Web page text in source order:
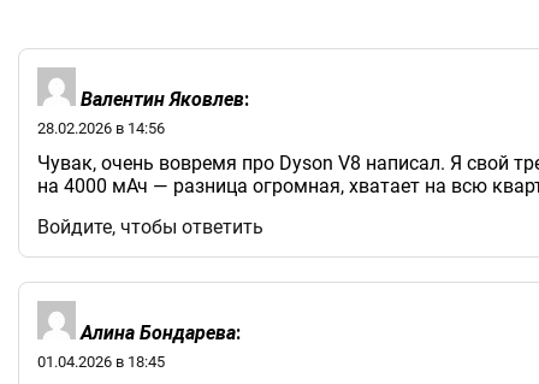
Валентин Яковлев:
28.02.2026 в 14:56
Чувак, очень вовремя про Dyson V8 написал. Я свой
на 4000 мАч — разница огромная, хватает на всю
Войдите, чтобы ответить
Алина Бондарева:
01.04.2026 в 18:45